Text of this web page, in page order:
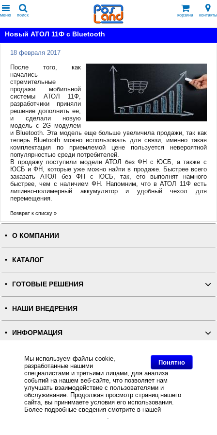
Понятно
Мы используем файлы cookie,
разработанные нашими
специалистами и третьими лицами, для анализа
событий на нашем веб-сайте, что позволяет нам
улучшать взаимодействие с пользователями и
обслуживание. Продолжая просмотр страниц нашего
сайта, вы принимаете условия его использования.
Более подробные сведения смотрите в нашей
.
меню поиск корзина контакты
Новый АТОЛ 11Ф с Bluetooth
18 февраля 2017
После того, как
начались
стремительные
продажи мобильной
системы АТОЛ 11Ф,
разработчики приняли
решение дополнить ее,
и сделали новую
модель с 2G модулем
и Bluetooth. Эта модель еще больше увеличила продажи, так как
теперь Bluetooth можно использовать для связи, именно такая
комплектация по приемлемой цене пользуется невероятной
популярностью среди потребителей.
В продажу поступили модели АТОЛ без ФН с ЮСБ, а также с
ЮСБ и ФН, которые уже можно найти в продаже. Быстрее всего
заказать АТОЛ без ФН с ЮСБ, так, его выполнят намного
быстрее, чем с наличием ФН. Напомним, что в АТОЛ 11Ф есть
литиево-полимерный аккумулятор и удобный чехол для
перемещения.
Возврат к списку »
О КОМПАНИИ
КАТАЛОГ
ГОТОВЫЕ РЕШЕНИЯ
НАШИ ВНЕДРЕНИЯ
ИНФОРМАЦИЯ
КОНТАКТЫ
ПОЛНАЯ ВЕРСИЯ
Интернет-магазин "ПОСЛЭНД" - торгового оборудования, оборудования для автоматизации общепита и
торговли, расходных материалов
Все права защищены, ООО "ПОСЛЭНД" © 2008-2026.